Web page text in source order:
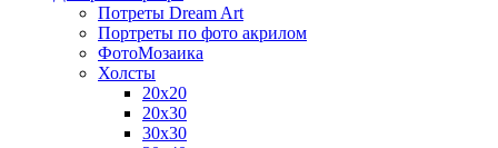
Потреты Dream Art
Портреты по фото акрилом
ФотоМозаика
Холсты
20х20
20х30
30х30